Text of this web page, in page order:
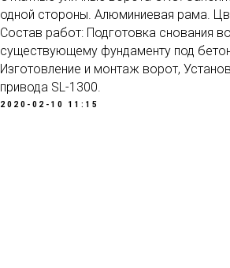
одной стороны. Алюминиевая рама.
Состав работ: Подготовка снования
существующему фундаменту под
Изготовление и монтаж ворот,
привода SL-1300.
2020-02-10 11:15